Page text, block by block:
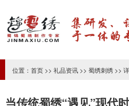
位置： 首页 >> 礼品资讯 >> 蜀绣刺绣 >>
当传统蜀绣“遇见”现代